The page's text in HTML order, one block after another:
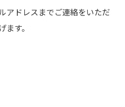
アドレスまでご連絡をいただ
す。